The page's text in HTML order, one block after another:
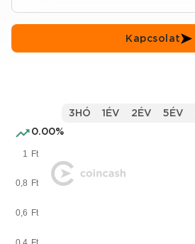
Kapcsolat
0.00%
3HÓ 1ÉV 2ÉV 5ÉV